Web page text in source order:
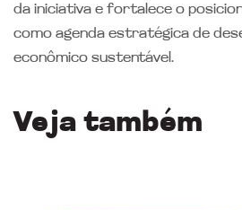
da iniciativa e fortalece o
como agenda estratégica de
econômico sustentável.
Veja também